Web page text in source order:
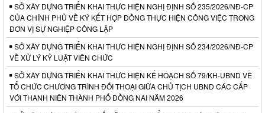
SỞ XÂY DỰNG TRIỂN KHAI THỰC HIỆN NGHỊ ĐỊNH SỐ 235/2026/NĐ-CP
CỦA CHÍNH PHỦ VỀ KÝ KẾT HỢP ĐỒNG THỰC HIỆN CÔNG VIỆC TRONG
ĐƠN VỊ SỰ NGHIỆP CÔNG LẬP
SỞ XÂY DỰNG TRIỂN KHAI THỰC HIỆN NGHỊ ĐỊNH SỐ 234/2026/NĐ-CP
VỀ XỬ LÝ KỶ LUẬT VIÊN CHỨC
SỞ XÂY DỰNG TRIỂN KHAI THỰC HIỆN KẾ HOẠCH SỐ 79/KH-UBND VỀ
TỔ CHỨC CHƯƠNG TRÌNH ĐỐI THOẠI GIỮA CHỦ TỊCH UBND CÁC CẤP
VỚI THANH NIÊN THÀNH PHỐ ĐỒNG NAI NĂM 2026